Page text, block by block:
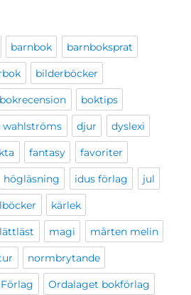
barnbok barnboksprat
bilderböcker
bokrecension boktips
wahlströms djur dyslexi
fantasy favoriter
högläsning idus förlag jul
kärlek
lättläst magi mårten melin
normbrytande
Ordalaget bokförlag